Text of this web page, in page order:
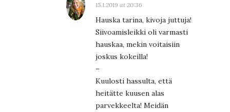
15.1.2019 at 20:36
Hauska tarina, kivoja juttuja!
Siivoamisleikki oli varmasti
hauskaa, mekin voitaisiin
joskus kokeilla!
–
Kuulosti hassulta, että
heitätte kuusen alas
parvekkeelta! Meidän